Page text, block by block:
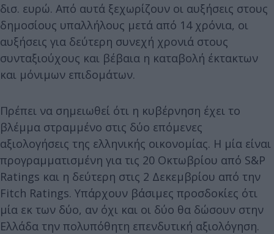
δισ. ευρώ. Από αυτά ξεχωρίζουν οι αυξήσεις στους
δημοσίους υπαλλήλους μετά από 14 χρόνια, οι
αυξήσεις για δεύτερη συνεχή χρονιά στους
συνταξιούχους και βέβαια η καταβολή έκτακτων
και μόνιμων επιδομάτων.
Πρέπει να σημειωθεί ότι η κυβέρνηση έχει το
βλέμμα στραμμένο στις δύο επόμενες
αξιολογήσεις της ελληνικής οικονομίας. Η μία είναι
προγραμματισμένη για τις 20 Οκτωβρίου από S&P
Ratings και η δεύτερη στις 2 Δεκεμβρίου από την
Fitch Ratings. Υπάρχουν βάσιμες προσδοκίες ότι
μία εκ των δύο, αν όχι και οι δύο θα δώσουν στην
Ελλάδα την πολυπόθητη επενδυτική αξιολόγηση.